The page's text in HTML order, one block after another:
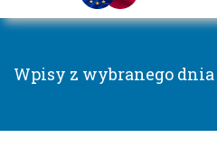
Wpisy z wybranego